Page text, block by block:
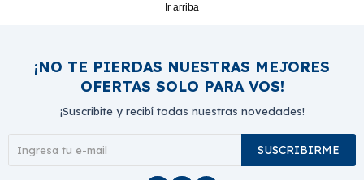
Ir arriba
¡NO TE PIERDAS NUESTRAS MEJORES
OFERTAS SOLO PARA VOS!
¡Suscribite y recibí todas nuestras novedades!
SUSCRIBIRME